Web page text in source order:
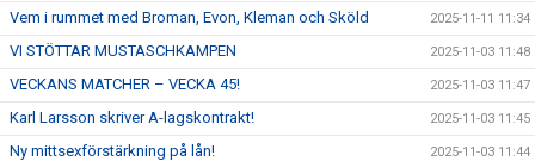
Vem i rummet med Broman, Evon, Kleman och Sköld 2025-11-11 11:34
VI STÖTTAR MUSTASCHKAMPEN 2025-11-03 11:48
VECKANS MATCHER – VECKA 45! 2025-11-03 11:47
Karl Larsson skriver A-lagskontrakt! 2025-11-03 11:45
Ny mittsexförstärkning på lån! 2025-11-03 11:44